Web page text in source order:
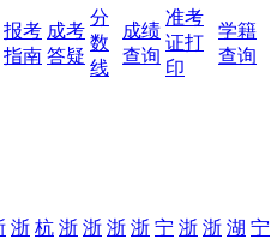
报考
指南
成考
答疑
分
数
线
成绩
查询
准考
证打
印
学籍
查询
浙 杭 浙 浙 浙 浙 宁 浙 浙 湖 宁